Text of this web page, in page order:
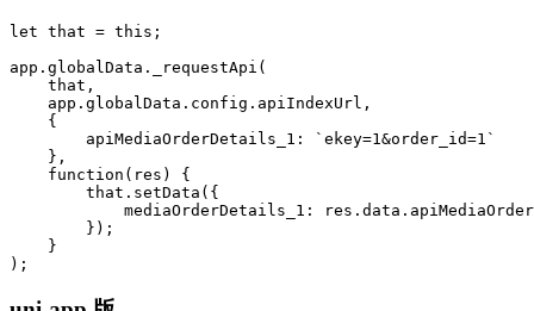
let that = this;
app.globalData._requestApi(
that,
app.globalData.config.apiIndexUrl,
{
apiMediaOrderDetails_1: `ekey=1&order_id=1`
},
function(res) {
that.setData({
mediaOrderDetails_1:
});
}
);